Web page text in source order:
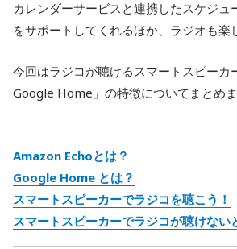
カレンダーサービスと連携したスケジュ
をサポートしてくれるほか、ラジオも楽
今回はラジコが聴けるスマートスピーカ
Google Home」の特徴についてまとめま
Amazon Echoとは？
Google Home とは？
スマートスピーカーでラジコを聴こう！
スマートスピーカーでラジコが聴けな